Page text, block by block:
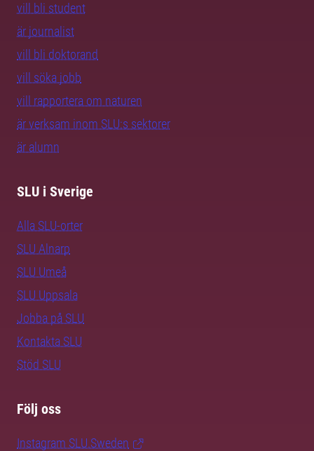
vill bli student
är journalist
vill bli doktorand
vill söka jobb
vill rapportera om naturen
är verksam inom SLU:s sektorer
är alumn
SLU i Sverige
Alla SLU-orter
SLU Alnarp
SLU Umeå
SLU Uppsala
Jobba på SLU
Kontakta SLU
Stöd SLU
Följ oss
Instagram SLU.Sweden